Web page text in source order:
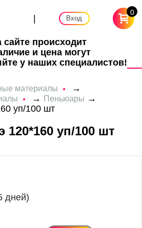
| Вход
0
происходит
и цена могут
у наших специалистов!
материалы →
→ Пеньюары →
уп/100 шт
120*160 уп/100 шт
дней)